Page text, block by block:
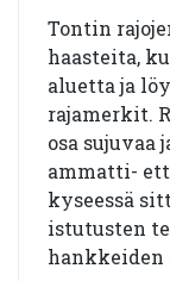
Tontin
haasteita,
aluetta ja
rajamerkit.
osa sujuvaa
ammatti-
kyseessä
istutusten